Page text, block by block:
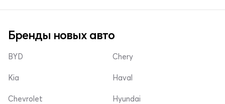
Бренды новых авто
BYD
Kia
Chevrolet
Chery
Haval
Hyundai